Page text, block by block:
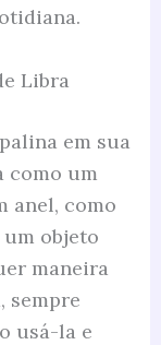
Libra
em sua
como um
anel, como
objeto
maneira
sempre
usá-la e